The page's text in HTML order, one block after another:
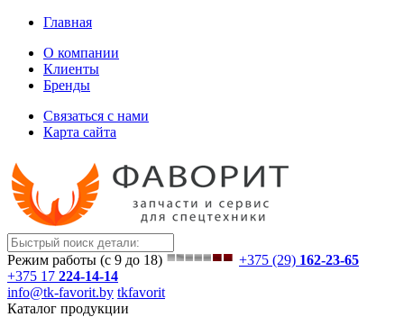
Главная
О компании
Клиенты
Бренды
Связаться с нами
Карта сайта
Режим работы (с 9 до 18) +375 (29) 162-23-65
+375 17 224-14-14
info@tk-favorit.by tkfavorit
Каталог продукции